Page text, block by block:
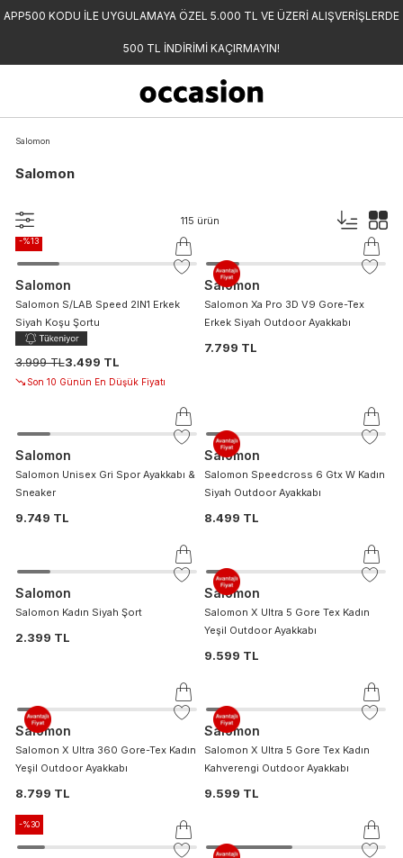
APP500 KODU İLE UYGULAMAYA ÖZEL 5.000 TL VE ÜZERİ ALIŞVERİŞLERDE
500 TL İNDİRİMİ KAÇIRMAYIN!
Salomon
Salomon
115 ürün
-%13
Salomon
Salomon S/LAB Speed 2IN1 Erkek
Siyah Koşu Şortu
3.999 TL3.499 TL
Son 10 Günün En Düşük Fiyatı
Salomon
Salomon Xa Pro 3D V9 Gore-Tex
Erkek Siyah Outdoor Ayakkabı
7.799 TL
Salomon
Salomon Unisex Gri Spor Ayakkabı &
Sneaker
9.749 TL
Salomon
Salomon Speedcross 6 Gtx W Kadın
Siyah Outdoor Ayakkabı
8.499 TL
Salomon
Salomon Kadın Siyah Şort
2.399 TL
Salomon
Salomon X Ultra 5 Gore Tex Kadın
Yeşil Outdoor Ayakkabı
9.599 TL
Salomon
Salomon X Ultra 360 Gore-Tex Kadın
Yeşil Outdoor Ayakkabı
8.799 TL
Salomon
Salomon X Ultra 5 Gore Tex Kadın
Kahverengi Outdoor Ayakkabı
9.599 TL
-%30